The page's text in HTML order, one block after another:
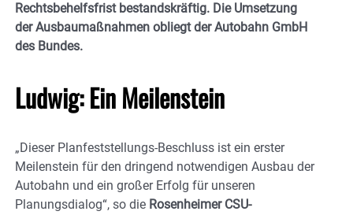
Rechtsbehelfsfrist bestandskräftig. Die Umsetzung
der Ausbaumaßnahmen obliegt der Autobahn GmbH
des Bundes.
Ludwig: Ein Meilenstein
„Dieser Planfeststellungs-Beschluss ist ein erster
Meilenstein für den dringend notwendigen Ausbau der
Autobahn und ein großer Erfolg für unseren
Planungsdialog“, so die Rosenheimer CSU-